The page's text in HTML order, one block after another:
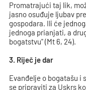
Promatrajući taj lik,
jasno osuđuje ljubav
gospodara. Ili će
jednoga prianjati, a
bogatstvu" (Mt 6, 24).
3. Riječ je dar
Evanđelje o bogatašu i
se pripraviti za Uskrs